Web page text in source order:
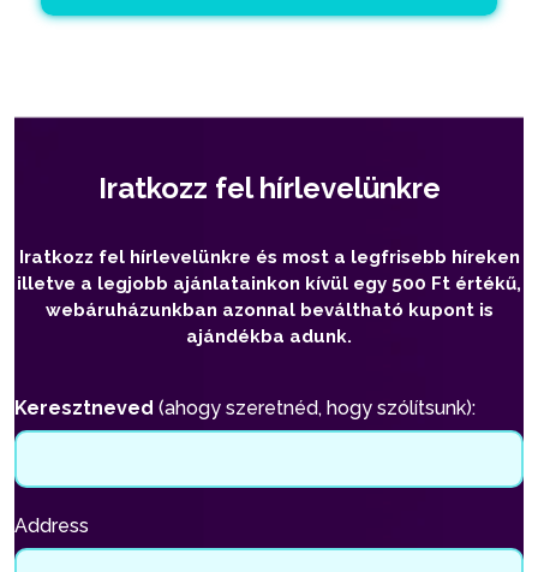
Iratkozz fel hírlevelünkre
Iratkozz fel hírlevelünkre és most a legfrisebb híreken
illetve a legjobb ajánlatainkon kívül egy 500 Ft értékű,
webáruházunkban azonnal beváltható kupont is
ajándékba adunk.
Keresztneved (ahogy szeretnéd, hogy szólítsunk):
Address